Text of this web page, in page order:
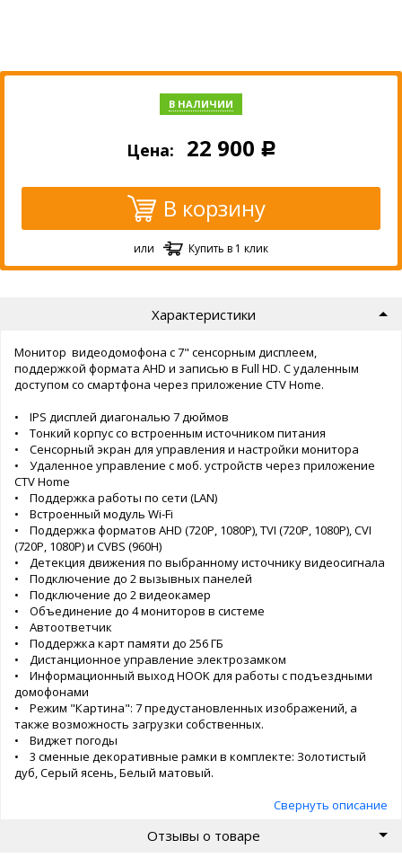
В НАЛИЧИИ
Цена: 22 900 Р
В корзину
или Купить в 1 клик
Характеристики
Монитор видеодомофона с 7" сенсорным дисплеем,
поддержкой формата AHD и записью в Full HD. С удаленным
доступом со смартфона через приложение CTV Home.
• IPS дисплей диагональю 7 дюймов
• Тонкий корпус со встроенным источником питания
• Сенсорный экран для управления и настройки монитора
• Удаленное управление с моб. устройств через приложение
CTV Home
• Поддержка работы по сети (LAN)
• Встроенный модуль Wi-Fi
• Поддержка форматов AHD (720P, 1080P), TVI (720P, 1080P), CVI
(720P, 1080P) и CVBS (960H)
• Детекция движения по выбранному источнику видеосигнала
• Подключение до 2 вызывных панелей
• Подключение до 2 видеокамер
• Объединение до 4 мониторов в системе
• Автоответчик
• Поддержка карт памяти до 256 ГБ
• Дистанционное управление электрозамком
• Информационный выход HOOK для работы с подъездными
домофонами
• Режим "Картина": 7 предустановленных изображений, а
также возможность загрузки собственных.
• Виджет погоды
• 3 сменные декоративные рамки в комплекте: Золотистый
дуб, Серый ясень, Белый матовый.
Свернуть описание
Отзывы о товаре